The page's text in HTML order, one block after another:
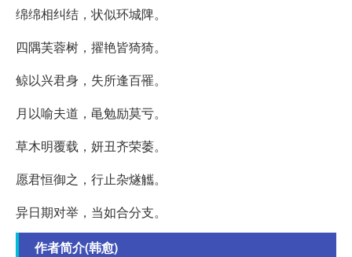
绵绵相纠结，状似环城陴。
四隅芙蓉树，擢艳皆猗猗。
鲸以兴君身，失所逢百罹。
月以喻夫道，黾勉励莫亏。
草木明覆载，妍丑齐荣萎。
愿君恒御之，行止杂燧觿。
异日期对举，当如合分支。
作者简介(韩愈)